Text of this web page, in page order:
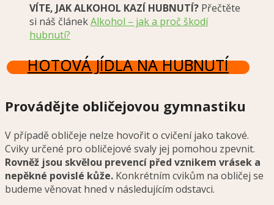
VÍTE, JAK ALKOHOL KAZÍ HUBNUTÍ? Přečtěte
si náš článekAlkohol – jak a proč škodí
hubnutí?
HOTOVÁ JÍDLA NA HUBNUTÍ
Provádějte obličejovou gymnastiku
V případě obličeje nelze hovořit o cvičení jako takové.
Cviky určené pro obličejové svaly jej pomohou zpevnit.
Rovněž jsou skvělou prevencí před vznikem vrásek a
nepěkné povislé kůže. Konkrétním cvikům na obličej se
budeme věnovat hned v následujícím odstavci.